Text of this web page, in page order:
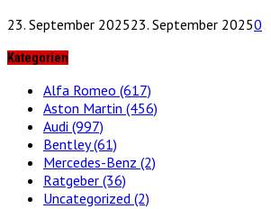
23. September 202523. September 20250
Kategorien
Alfa Romeo (617)
Aston Martin (456)
Audi (997)
Bentley(61)
Mercedes-Benz (2)
Ratgeber (36)
Uncategorized (2)